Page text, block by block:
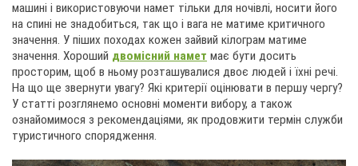
машині і використовуючи намет тільки для ночівлі, носити його
на спині не знадобиться, так що і вага не матиме критичного
значення. У піших походах кожен зайвий кілограм матиме
значення. Хороший двомісний намет має бути досить
просторим, щоб в ньому розташувалися двоє людей і їхні речі.
На що ще звернути увагу? Які критерії оцінювати в першу чергу?
У статті розглянемо основні моменти вибору, а також
ознайомимося з рекомендаціями, як продовжити термін служби
туристичного спорядження.